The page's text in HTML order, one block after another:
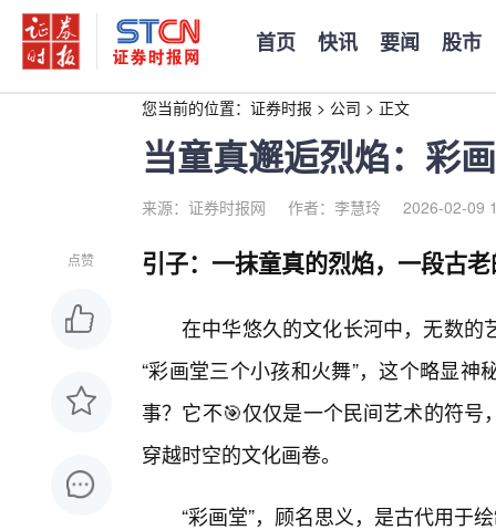
首页 快讯 要闻 股市
您当前的位置： 证券时报 > 公司 > 正文
当童真邂逅烈焰：彩
来源：证券时报网 作者：李慧玲 2026-02-09
点赞 引子：一抹童真的烈焰，一段古
在中华悠久的文化长河中，无数的
“彩画堂三个小孩和火舞”，这个略显
事？它不🎯仅仅是一个民间艺术的符
穿越时空的文化画卷。
“彩画堂”，顾名思义，是古代用于